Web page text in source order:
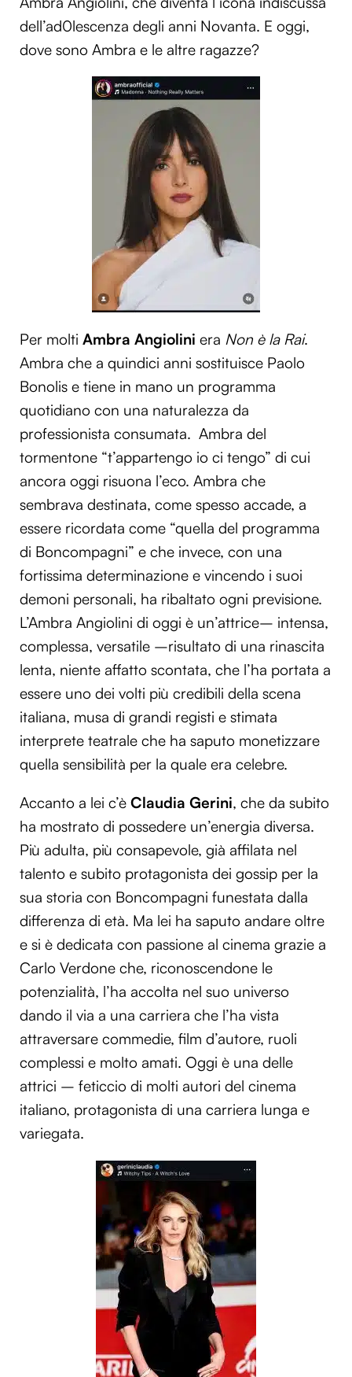
dell’ad0lescenza degli anni Novanta. E oggi,
dove sono Ambra e le altre ragazze?
Per molti Ambra Angiolini era Non è la Rai.
Ambra che a quindici anni sostituisce Paolo
Bonolis e tiene in mano un programma
quotidiano con una naturalezza da
professionista consumata. Ambra del
tormentone “t’appartengo io ci tengo” di cui
ancora oggi risuona l’eco. Ambra che
sembrava destinata, come spesso accade, a
essere ricordata come “quella del programma
di Boncompagni” e che invece, con una
fortissima determinazione e vincendo i suoi
demoni personali, ha ribaltato ogni previsione.
L’Ambra Angiolini di oggi è un’attrice– intensa,
complessa, versatile –risultato di una rinascita
lenta, niente affatto scontata, che l’ha portata a
essere uno dei volti più credibili della scena
italiana, musa di grandi registi e stimata
interprete teatrale che ha saputo monetizzare
quella sensibilità per la quale era celebre.
Accanto a lei c’è Claudia Gerini, che da subito
ha mostrato di possedere un’energia diversa.
Più adulta, più consapevole, già affilata nel
talento e subito protagonista dei gossip per la
sua storia con Boncompagni funestata dalla
differenza di età. Ma lei ha saputo andare oltre
e si è dedicata con passione al cinema grazie a
Carlo Verdone che, riconoscendone le
potenzialità, l’ha accolta nel suo universo
dando il via a una carriera che l’ha vista
attraversare commedie, film d’autore, ruoli
complessi e molto amati. Oggi è una delle
attrici – feticcio di molti autori del cinema
italiano, protagonista di una carriera lunga e
variegata.